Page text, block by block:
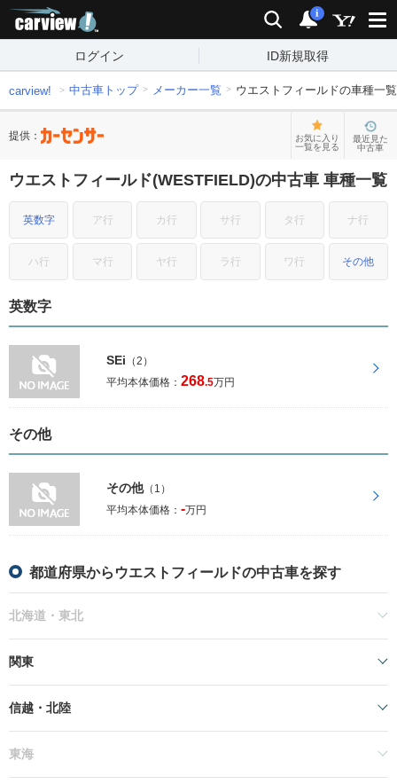
検索 通知
i
ログイン ID新規取得
carview! 中古車トップ メーカー一覧 ウエストフィールドの車種一覧
提供：
お気に入り
一覧を見る
最近見た
中古車
ウエストフィールド(WESTFIELD)の中古車 車種一覧
英数字 ア行 カ行 サ行 タ行 ナ行
ハ行 マ行 ヤ行 ラ行 ワ行 その他
英数字
SEi （2）
平均本体価格： 268.5万円
その他
その他（1）
平均本体価格： -万円
都道府県からウエストフィールドの中古車を探す
北海道・東北
関東
信越・北陸
東海